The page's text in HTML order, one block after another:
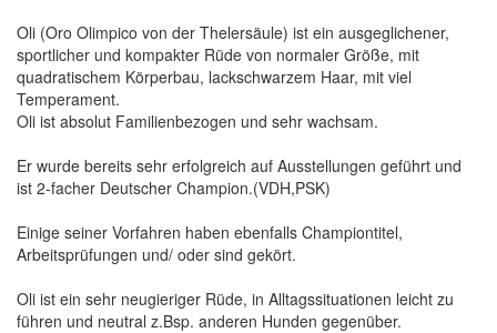
Oli (Oro Olimpico von der Thelersäule) ist ein ausgeglichener,
sportlicher und kompakter Rüde von normaler Größe, mit
quadratischem Körperbau, lackschwarzem Haar, mit viel
Temperament.
Oli ist absolut Familienbezogen und sehr wachsam.
Er wurde bereits sehr erfolgreich auf Ausstellungen geführt und
ist 2-facher Deutscher Champion.(VDH,PSK)
Einige seiner Vorfahren haben ebenfalls Championtitel,
Arbeitsprüfungen und/ oder sind gekört.
Oli ist ein sehr neugieriger Rüde, in Alltagssituationen leicht zu
führen und neutral z.Bsp. anderen Hunden gegenüber.